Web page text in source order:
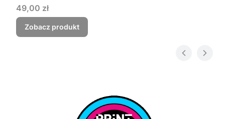
Cena
49,00 zł
Zobacz produkt